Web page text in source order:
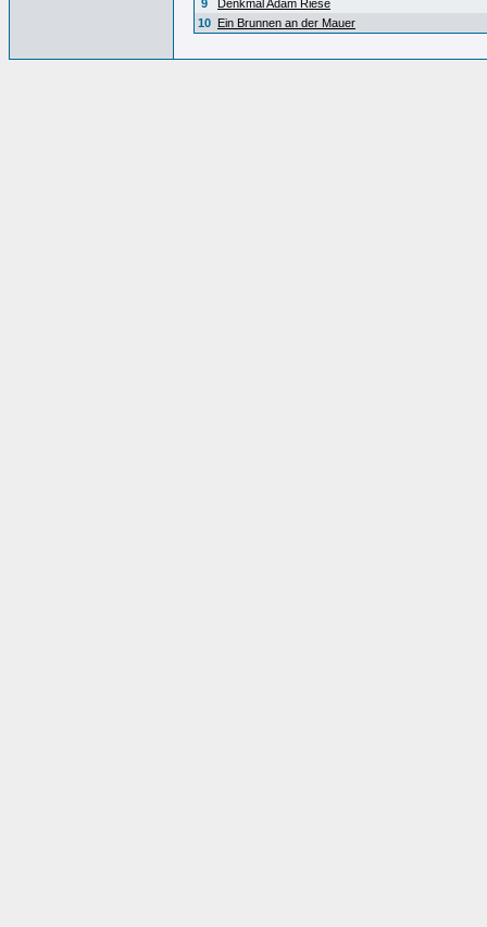
9
Denkmal Adam Riese
10 Ein Brunnen an der Mauer